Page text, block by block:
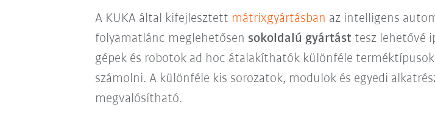
A KUKA által kifejlesztett mátrixgyártásban az intelligens
folyamatlánc meglehetősen sokoldalú gyártásttesz lehetővé
gépek és robotok ad hoc átalakíthatók különféle
számolni. A különféle kis sorozatok, modulok és egyedi
megvalósítható.